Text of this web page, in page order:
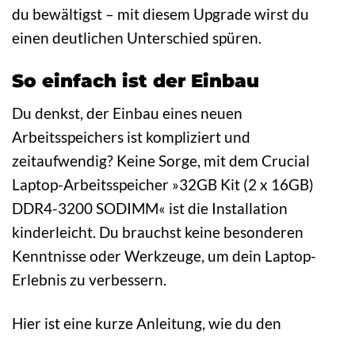
du bewältigst – mit diesem Upgrade wirst du
einen deutlichen Unterschied spüren.
So einfach ist der Einbau
Du denkst, der Einbau eines neuen
Arbeitsspeichers ist kompliziert und
zeitaufwendig? Keine Sorge, mit dem Crucial
Laptop-Arbeitsspeicher »32GB Kit (2 x 16GB)
DDR4-3200 SODIMM« ist die Installation
kinderleicht. Du brauchst keine besonderen
Kenntnisse oder Werkzeuge, um dein Laptop-
Erlebnis zu verbessern.
Hier ist eine kurze Anleitung, wie du den